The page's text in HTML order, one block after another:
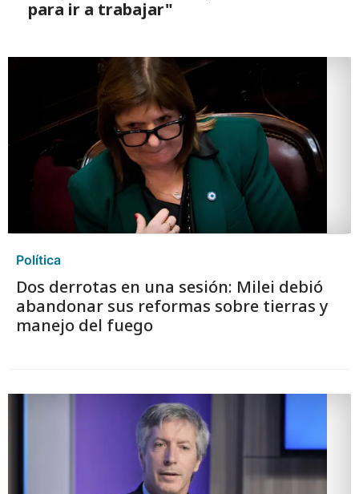
para ir a trabajar"
Política
Dos derrotas en una sesión: Milei debió
abandonar sus reformas sobre tierras y
manejo del fuego